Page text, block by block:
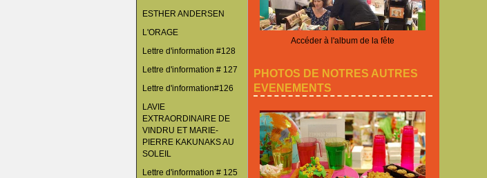
ESTHER ANDERSEN
L'ORAGE
Lettre d'information #128
Lettre d'information # 127
Lettre d'information#126
LAVIE
EXTRAORDINAIRE DE
VINDRU ET MARIE-
PIERRE KAKUNAKS AU
SOLEIL
Lettre d'information # 125
Accéder à l'album de la fête
PHOTOS DE NOTRES AUTRES
EVENEMENTS